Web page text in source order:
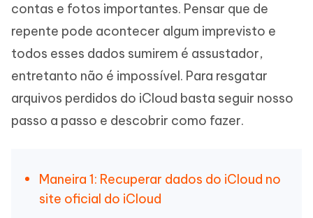
contas e fotos importantes. Pensar que de
repente pode acontecer algum imprevisto e
todos esses dados sumirem é assustador,
entretanto não é impossível. Para resgatar
arquivos perdidos do iCloud basta seguir nosso
passo a passo e descobrir como fazer.
Maneira 1: Recuperar dados do iCloud no
site oficial do iCloud